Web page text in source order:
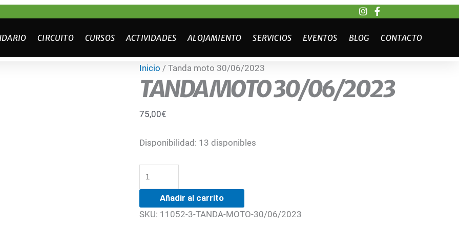
CIRCUITO CURSOS ACTIVIDADES ALOJAMIENTO SERVICIOS EVENTOS BLOG CONTACTO
Inicio / Tanda moto 30/06/2023
TANDA MOTO 30/06/2023
75,00€
Disponibilidad: 13 disponibles
Tanda
moto
30/06/2023
cantidad
Añadir al carrito
SKU: 11052-3-TANDA-MOTO-30/06/2023